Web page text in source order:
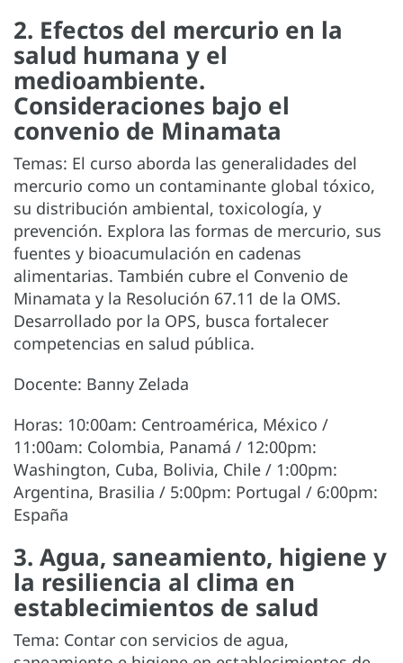
2. Efectos del mercurio en la
salud humana y el
medioambiente.
Consideraciones bajo el
convenio de Minamata
Temas: El curso aborda las generalidades del
mercurio como un contaminante global tóxico,
su distribución ambiental, toxicología, y
prevención. Explora las formas de mercurio, sus
fuentes y bioacumulación en cadenas
alimentarias. También cubre el Convenio de
Minamata y la Resolución 67.11 de la OMS.
Desarrollado por la OPS, busca fortalecer
competencias en salud pública.
Docente: Banny Zelada
Horas: 10:00am: Centroamérica, México /
11:00am: Colombia, Panamá / 12:00pm:
Washington, Cuba, Bolivia, Chile / 1:00pm:
Argentina, Brasilia / 5:00pm: Portugal / 6:00pm:
España
3. Agua, saneamiento, higiene y
la resiliencia al clima en
establecimientos de salud
Tema: Contar con servicios de agua,